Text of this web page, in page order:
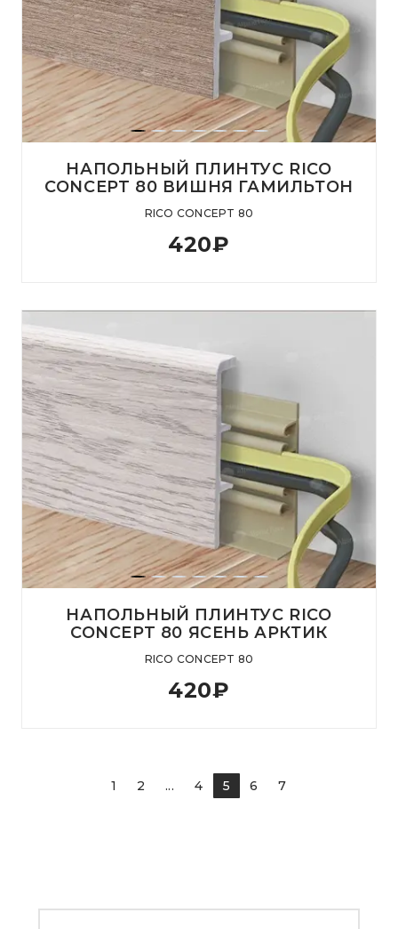
НАПОЛЬНЫЙ ПЛИНТУС RICO
CONCEPT 80 ВИШНЯ ГАМИЛЬТОН
RICO CONCEPT 80
420₽
НАПОЛЬНЫЙ ПЛИНТУС RICO
CONCEPT 80 ЯСЕНЬ АРКТИК
RICO CONCEPT 80
420₽
1 2 ... 4 5 6 7